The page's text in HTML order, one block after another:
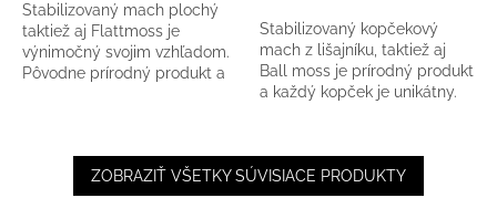
5
hviezdičiek.
Stabilizovaný mach plochý
taktiež aj Flattmoss je
výnimočný svojim vzhľadom.
Pôvodne prírodný produkt a
Stabilizovaný kopčekový
mach z lišajníku, taktiež aj
Ball moss je prírodný produkt
a každý kopček je unikátny.
ZOBRAZIŤ VŠETKY SÚVISIACE PRODUKTY